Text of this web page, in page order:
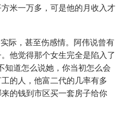
米一万多，可是他的月收入才
际，甚至伤感情。阿伟说曾有
他觉得那个女生完全是陷入了
知道怎么说她，你当初怎么会
的人，他富二代的几率有多
的钱到市区买一套房子给你